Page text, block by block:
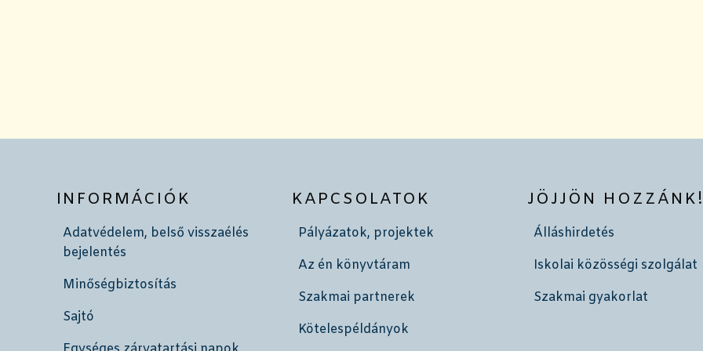
INFORMÁCIÓK
Adatvédelem, belső visszaélés
bejelentés
Minőségbiztosítás
Sajtó
KAPCSOLATOK
Pályázatok, projektek
Az én könyvtáram
Szakmai partnerek
Kötelespéldányok
JÖJJÖN
Álláshirdetés
Iskolai közösségi szolgálat
Szakmai gyakorlat